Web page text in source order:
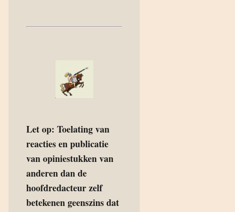
Let op: Toelating van
reacties en publicatie
van opiniestukken van
anderen dan de
hoofdredacteur zelf
betekenen geenszins dat